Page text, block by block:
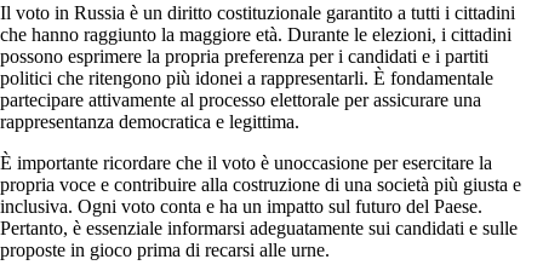
Il voto in Russia è un diritto costituzionale garantito a tutti i cittadini
che hanno raggiunto la maggiore età. Durante le elezioni, i cittadini
possono esprimere la propria preferenza per i candidati e i partiti
politici che ritengono più idonei a rappresentarli. È fondamentale
partecipare attivamente al processo elettorale per assicurare una
rappresentanza democratica e legittima.
È importante ricordare che il voto è unoccasione per esercitare la
propria voce e contribuire alla costruzione di una società più giusta e
inclusiva. Ogni voto conta e ha un impatto sul futuro del Paese.
Pertanto, è essenziale informarsi adeguatamente sui candidati e sulle
proposte in gioco prima di recarsi alle urne.